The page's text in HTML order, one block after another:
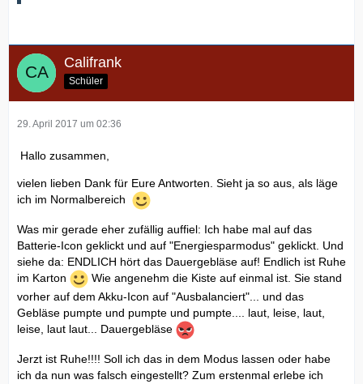
Califrank
Schüler
29. April 2017 um 02:36
Hallo zusammen,
vielen lieben Dank für Eure Antworten. Sieht ja so aus, als läge
ich im Normalbereich
Was mir gerade eher zufällig auffiel: Ich habe mal auf das
Batterie-Icon geklickt und auf "Energiesparmodus" geklickt. Und
siehe da: ENDLICH hört das Dauergebläse auf! Endlich ist Ruhe
im Karton
Wie angenehm die Kiste auf einmal ist. Sie stand
vorher auf dem Akku-Icon auf "Ausbalanciert"... und das
Gebläse pumpte und pumpte und pumpte.... laut, leise, laut,
leise, laut laut... Dauergebläse
Jerzt ist Ruhe!!!! Soll ich das in dem Modus lassen oder habe
ich da nun was falsch eingestellt? Zum erstenmal erlebe ich